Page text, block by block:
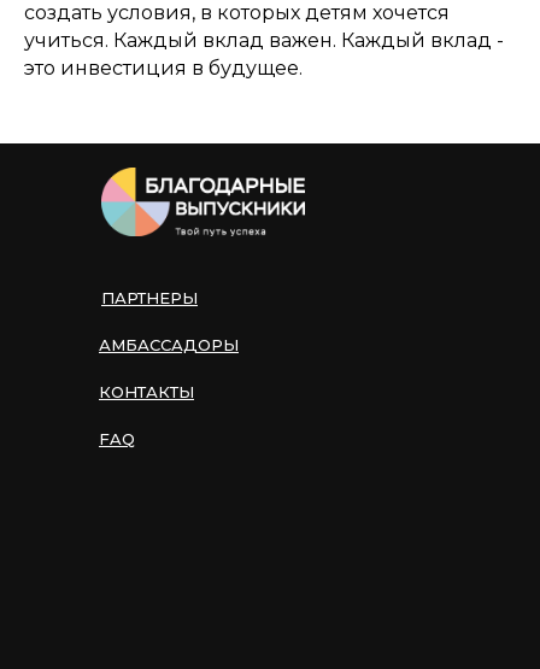
создать условия, в которых детям хочется
учиться. Каждый вклад важен. Каждый вклад -
это инвестиция в будущее.
АМБАССАДОРЫ
FAQ
КОНТАКТЫ
ПАРТНЕРЫ